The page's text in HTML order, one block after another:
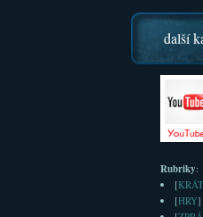
další
Rubriky:
[
[HRY]